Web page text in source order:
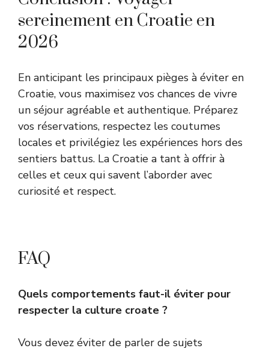
sereinement en Croatie en
2026
En anticipant les principaux pièges à éviter en
Croatie, vous maximisez vos chances de vivre
un séjour agréable et authentique. Préparez
vos réservations, respectez les coutumes
locales et privilégiez les expériences hors des
sentiers battus. La Croatie a tant à offrir à
celles et ceux qui savent l’aborder avec
curiosité et respect.
FAQ
Quels comportements faut-il éviter pour
respecter la culture croate ?
Vous devez éviter de parler de sujets